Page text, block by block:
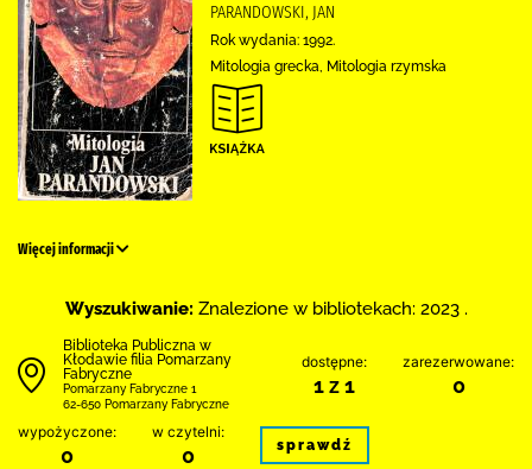
PARANDOWSKI, JAN
Rok wydania: 1992.
Mitologia grecka, Mitologia rzymska
Więcej informacji
Wyszukiwanie: Znalezione w bibliotekach: 2023 .
Biblioteka Publiczna w
Kłodawie filia Pomarzany
Fabryczne
Pomarzany Fabryczne 1
62-650 Pomarzany Fabryczne
dostępne:
1 z 1
zarezerwowane:
0
wypożyczone:
0
w czytelni:
0 sprawdź